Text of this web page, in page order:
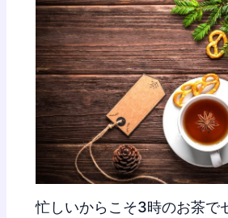
忙しいからこそ3時のお茶で